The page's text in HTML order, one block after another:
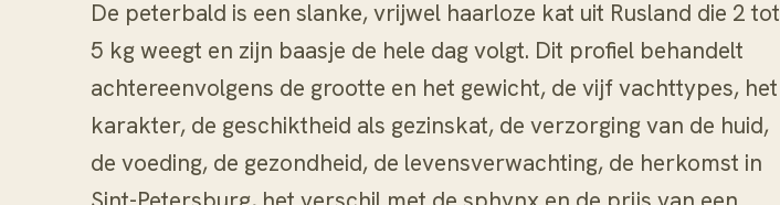
De peterbald is een slanke, vrijwel haarloze kat uit Rusland die 2 tot
5 kg weegt en zijn baasje de hele dag volgt. Dit profiel behandelt
achtereenvolgens de grootte en het gewicht, de vijf vachttypes, het
karakter, de geschiktheid als gezinskat, de verzorging van de huid,
de voeding, de gezondheid, de levensverwachting, de herkomst in